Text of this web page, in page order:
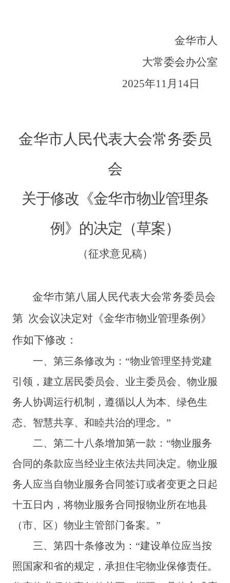
金华市人
大常委会办公室
2025年11月 14日
金华市人民代表大会常务委员
会
关于修改《金华市物业管理条
例》的决定（草案）
（征求意见稿）
金华市第八届人民代表大会常务委员会
第 次会议决定对《金华市物业管理条例》
作如下修改：
一、 第三条修改为：“物业管理坚持党建
引领，建立居民委员会、业主委员会、物业服
务人协调运行机制， 遵循以人为本、绿色生
态、智慧共享、和睦共治的理念。 ”
二、 第二十八条增加第一款：“物业服务
合同的条款应当经业主依法共同决定。物业服
务人应当自物业服务合同签订或者变更之日起
十五日内，将物业服务合同报物业所在地县
（市、区）物业主管部门备案。”
三、 第四十条修改为：“建设单位应当按
照国家和省的规定，承担住宅物业保修责任。